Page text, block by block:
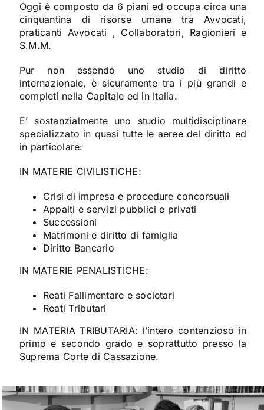
Oggi è composto da 6 piani ed occupa circa una
cinquantina di risorse umane tra Avvocati,
praticanti Avvocati , Collaboratori, Ragionieri e
S.M.M.
Pur non essendo uno studio di diritto
internazionale, è sicuramente tra i più grandi e
completi nella Capitale ed in Italia.
E’ sostanzialmente uno studio multidisciplinare
specializzato in quasi tutte le aeree del diritto ed
in particolare:
IN MATERIE CIVILISTICHE:
Crisi di impresa e procedure concorsuali
Appalti e servizi pubblici e privati
Successioni
Matrimoni e diritto di famiglia
Diritto Bancario
IN MATERIE PENALISTICHE:
Reati Fallimentare e societari
Reati Tributari
IN MATERIA TRIBUTARIA: l’intero contenzioso in
primo e secondo grado e soprattutto presso la
Suprema Corte di Cassazione.